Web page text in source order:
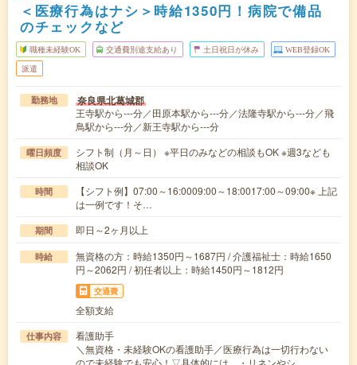
＜医療行為はナシ＞時給1350円！病院で備品
のチェックなど
職種未経験OK 交通費別途支給あり 土日祝日が休み WEB登録OK
派遣
勤務地 奈良県北葛城郡
王寺駅から---分／田原本駅から---分／法隆寺駅から---分／飛
鳥駅から---分／新王寺駅から---分
曜日頻度
シフト制（月～日） ※平日のみなどの相談もOK ※週3なども
相談OK
時間
【シフト例】07:00～16:0009:00～18:0017:00～09:00※ 上記
は一例です！そ…
期間 即日～2ヶ月以上
時給
無資格の方：時給1350円～1687円 / 介護福祉士：時給1650
円～2062円 / 初任者以上：時給1450円～1812円
交通費
全額支給
仕事内容
看護助手
＼無資格・未経験OKの看護助手／医療行為は一切行わない